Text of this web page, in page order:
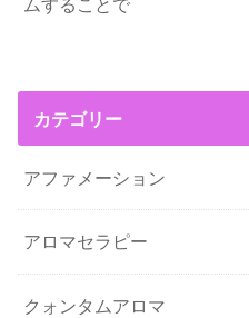
ムすることで
カテゴリー
アファメーション
アロマセラピー
クォンタムアロマ